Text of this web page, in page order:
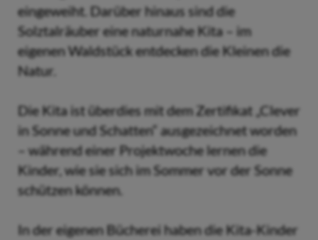
eingeweiht. Darüber hinaus sind die
Solztalräuber eine naturnahe Kita – im
eigenen Waldstück entdecken die Kleinen die
Natur.
Die Kita ist überdies mit dem Zertifikat „Clever
in Sonne und Schatten“ ausgezeichnet worden
– während einer Projektwoche lernen die
Kinder, wie sie sich im Sommer vor der Sonne
schützen können.
In der eigenen Bücherei haben die Kita-Kinder